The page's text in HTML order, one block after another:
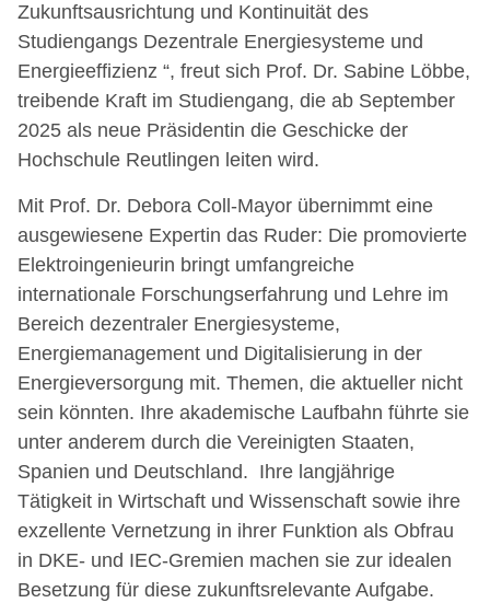
Zukunftsausrichtung und Kontinuität des
Studiengangs Dezentrale Energiesysteme und
Energieeffizienz “, freut sich Prof. Dr. Sabine Löbbe,
treibende Kraft im Studiengang, die ab September
2025 als neue Präsidentin die Geschicke der
Hochschule Reutlingen leiten wird.
Mit Prof. Dr. Debora Coll-Mayor übernimmt eine
ausgewiesene Expertin das Ruder: Die promovierte
Elektroingenieurin bringt umfangreiche
internationale Forschungserfahrung und Lehre im
Bereich dezentraler Energiesysteme,
Energiemanagement und Digitalisierung in der
Energieversorgung mit. Themen, die aktueller nicht
sein könnten. Ihre akademische Laufbahn führte sie
unter anderem durch die Vereinigten Staaten,
Spanien und Deutschland. Ihre langjährige
Tätigkeit in Wirtschaft und Wissenschaft sowie ihre
exzellente Vernetzung in ihrer Funktion als Obfrau
in DKE- und IEC-Gremien machen sie zur idealen
Besetzung für diese zukunftsrelevante Aufgabe.